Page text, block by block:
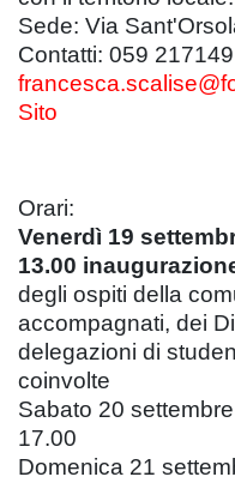
Sede: Via
Contatti: 059 217149 |
Sito
Orari:
Venerdì 19
13.00
degli ospiti della
accompagnati, dei
delegazioni di
coinvolte
Sabato 20
17.00
Domenica 21